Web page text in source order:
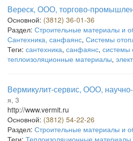
Вереск, ООО, торгово-
Основной: (3812) 36-01-36
Раздел: Строительные материалы и
Сантехника, санфаянс, Системы
Теги: сантехника, санфаянс, системы
теплоизоляционные материалы,
Вермикулит-сервис, ООО,
я, 3
http://www.vermit.ru
Основной: (3812) 54-22-26
Раздел: Строительные материалы и
Теги: Теплоизоляционные материалы,